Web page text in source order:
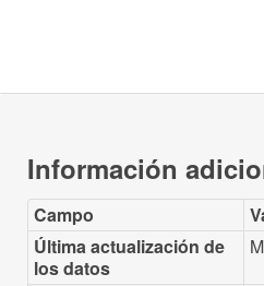
Información
Campo
Última actualización de
los datos